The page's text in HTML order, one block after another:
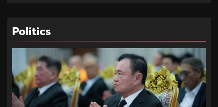
Politics